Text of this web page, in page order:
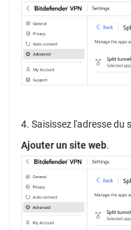
4. Saisissez l'adresse du
Ajouter un site web.